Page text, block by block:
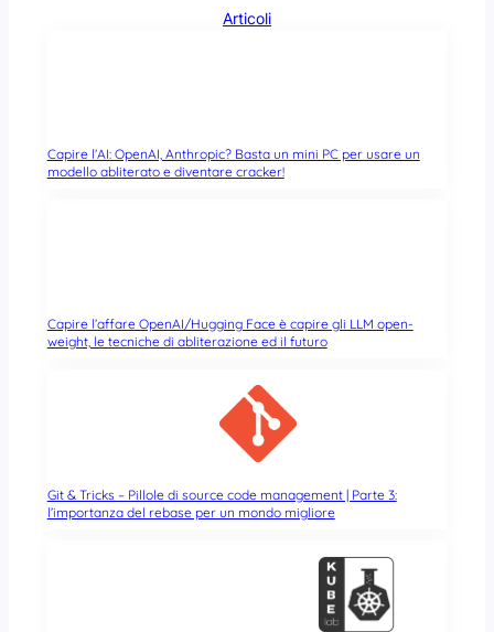
Articoli
Capire l’AI: OpenAI, Anthropic? Basta un mini PC per usare un
modello abliterato e diventare cracker!
Capire l’affare OpenAI/Hugging Face è capire gli LLM open-
weight, le tecniche di abliterazione ed il futuro
Git & Tricks – Pillole di source code management | Parte 3:
l’importanza del rebase per un mondo migliore